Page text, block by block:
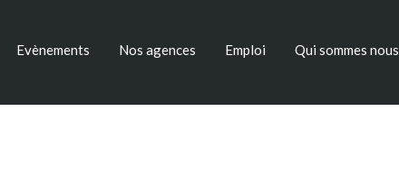
Evènements Nos agences Emploi Qui sommes nous